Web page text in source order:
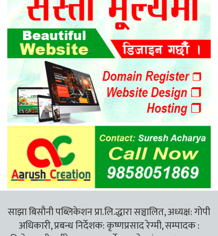
साझा बिसौनी पब्लिकेशन प्रा.लि.द्धारा सञ्चालित, अध्यक्ष: गोपी
अधिकारी, प्रबन्ध निर्देशक: कृष्णप्रसाद रेग्मी, सम्पादक :